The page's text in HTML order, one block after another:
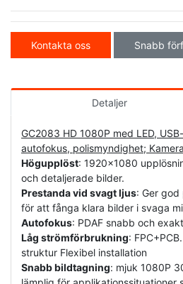
Kontakta oss Snabb
Detaljer
GC2083 HD 1080P med LED,
autofokus, polismyndighet;
Högupplöst: 1920x1080
och detaljerade bilder.
Prestanda vid svagt ljus: Ger
för att fånga klara bilder i svaga
Autofokus: PDAF snabb och
Låg strömförbrukning:
struktur Flexibel installation
Snabb bildtagning: mjuk 1080P